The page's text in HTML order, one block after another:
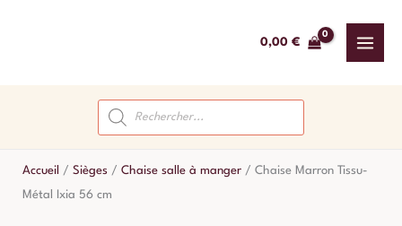
0,00 €
Recherche
de
produits
Accueil / Sièges / Chaise salle à manger / Chaise Marron Tissu-
Métal Ixia 56 cm